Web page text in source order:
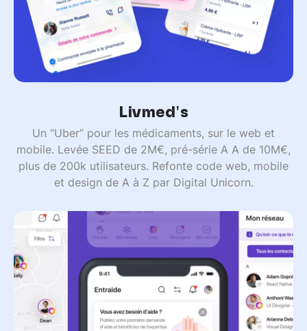
Livmed's
Un “Uber” pour les médicaments, sur le web et
mobile. Levée SEED de 2M€, pré-série A A de 10M€,
plus de 200k utilisateurs. Refonte code web, mobile
et design de A à Z par Digital Unicorn.